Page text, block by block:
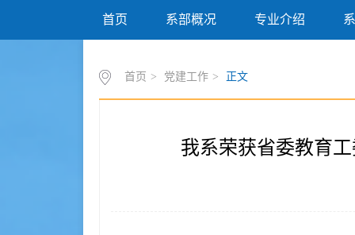
首页 系部概况 专业介绍
首页 > 党建工作 > 正文
我系荣获省委教育